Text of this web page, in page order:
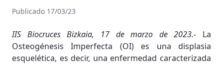
Publicado 17/03/23
IIS Biocruces Bizkaia, 17 de marzo de 2023.- La
Osteogénesis Imperfecta (OI) es una displasia
esquelética, es decir, una enfermedad caracterizada